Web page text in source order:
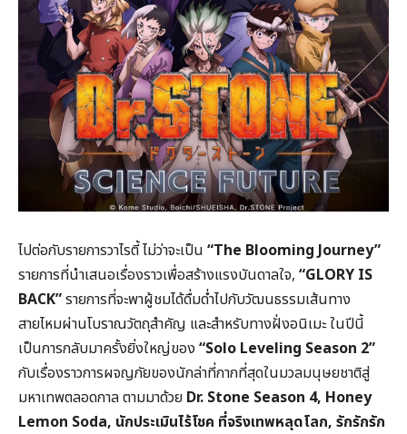
ไปต่อกับรายการวาไรตี้ ไม่ว่าจะเป็น “The Blooming Journey”
รายการที่นำเสนอเรื่องราวเพื่อสร้างแรงบันดาลใจ, “GLORY IS
BACK”รายการที่จะพาผู้ชมได้ดื่มด่ำไปกับวัฒนธรรมเส้นทาง
สายไหมผ่านโบราณวัตถุสำคัญ และสำหรับทางฝั่งอนิเมะ ในปีนี้
เป็นการกลับมาครั้งยิ่งใหญ่ของ “Solo Leveling Season 2”
กับเรื่องราวการผจญภัยของนักล่าที่กากที่สุดในมวลมนุษยชาติสู่
มหาเทพตลอดกาล ตามมาด้วย Dr. Stone Season 4, Honey
Lemon Soda, นักประเมินไร้โชค ที่จริงเทพหลุดโลก, รักรักรัก